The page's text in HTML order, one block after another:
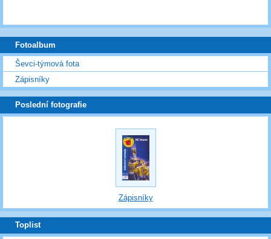
Fotoalbum
Ševci-týmová fota
Zápisníky
Poslední fotografie
Zápisníky
Toplist